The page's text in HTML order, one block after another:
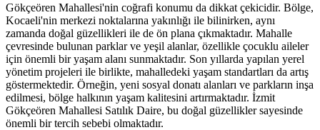
Gökçeören Mahallesi'nin coğrafi konumu da dikkat çekicidir. Bölge,
Kocaeli'nin merkezi noktalarına yakınlığı ile bilinirken, aynı
zamanda doğal güzellikleri ile de ön plana çıkmaktadır. Mahalle
çevresinde bulunan parklar ve yeşil alanlar, özellikle çocuklu aileler
için önemli bir yaşam alanı sunmaktadır. Son yıllarda yapılan yerel
yönetim projeleri ile birlikte, mahalledeki yaşam standartları da artış
göstermektedir. Örneğin, yeni sosyal donatı alanları ve parkların inşa
edilmesi, bölge halkının yaşam kalitesini artırmaktadır. İzmit
Gökçeören Mahallesi Satılık Daire, bu doğal güzellikler sayesinde
önemli bir tercih sebebi olmaktadır.